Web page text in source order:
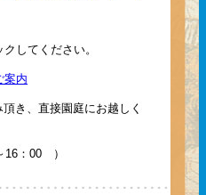
してください。
案内
頂き、直接園庭にお越しく
16：00 ）